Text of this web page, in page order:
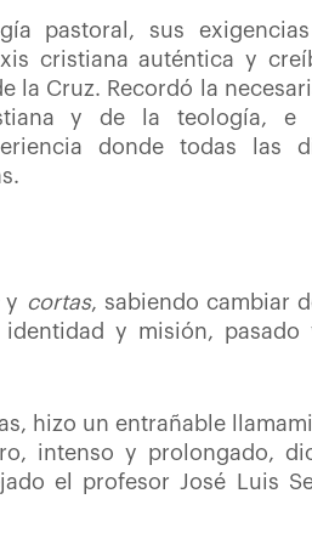
pastoral, sus
cristiana auténtica y
la Cruz. Recordó la
y de la teología, e
donde todas las
y cortas, sabiendo cambiar
identidad y misión,
hizo un entrañable
intenso y prolongado,
el profesor José Luis